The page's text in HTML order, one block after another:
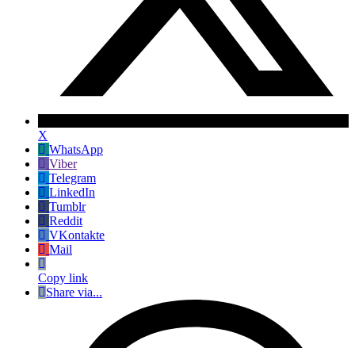
X
WhatsApp
Viber
Telegram
LinkedIn
Tumblr
Reddit
VKontakte
Mail
Copy link
Share via...